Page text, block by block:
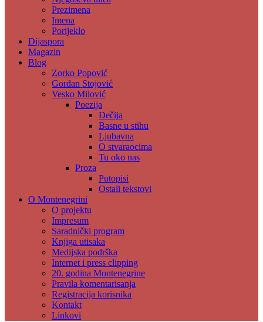
Prezimena
Imena
Porijeklo
Dijaspora
Magazin
Blog
Zorko Popović
Gordan Stojović
Vesko Milović
Poezija
Đečija
Basne u stihu
Ljubavna
O stvaraocima
Tu oko nas
Proza
Putopisi
Ostali tekstovi
O Montenegrini
O projektu
Impresum
Saradnički program
Knjiga utisaka
Medijska podrška
Internet i press clipping
20. godina Montenegrine
Pravila komentarisanja
Registracija korisnika
Kontakt
Linkovi